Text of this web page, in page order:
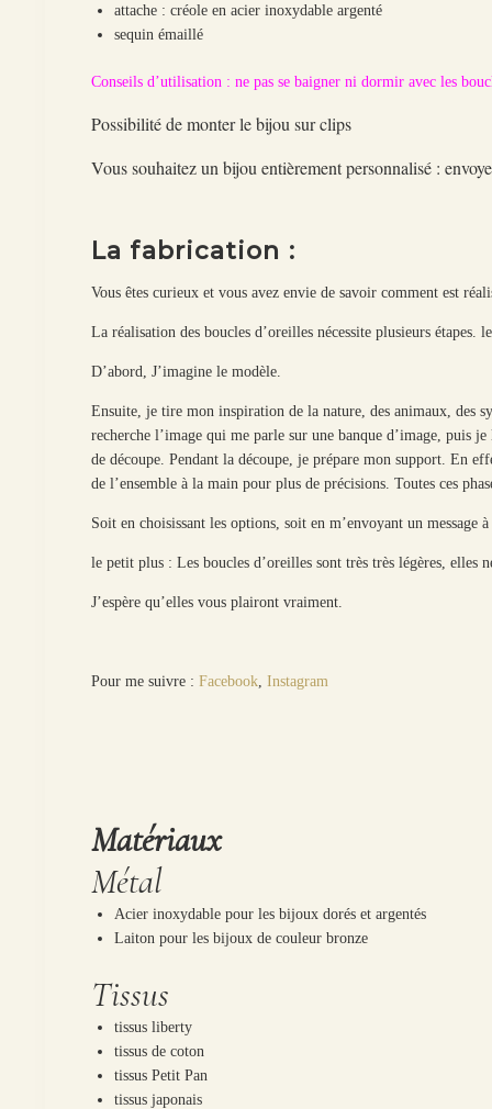
attache : créole en acier inoxydable argenté
sequin émaillé
Conseils d’utilisation : ne pas se baigner ni dormir avec les
Possibilité de monter le bijou sur clips
Vous souhaitez un bijou entièrement personnalisé :
La fabrication :
Vous êtes curieux et vous avez envie de savoir comment est
La réalisation des boucles d’oreilles nécessite plusieurs étapes.
D’abord, J’imagine le modèle.
Ensuite, je tire mon inspiration de la nature, des animaux, des
recherche l’image qui me parle sur une banque d’image, puis
de découpe. Pendant la découpe, je prépare mon support. En
de l’ensemble à la main pour plus de précisions. Toutes ces
Soit en choisissant les options, soit en m’envoyant un message
le petit plus : Les boucles d’oreilles sont très très légères, elles
J’espère qu’elles vous plairont vraiment.
Pour me suivre :Facebook ,Instagram
Matériaux
Métal
Acier inoxydable pour les bijoux dorés et argentés
Laiton pour les bijoux de couleur bronze
Tissus
tissus liberty
tissus de coton
tissus Petit Pan
tissus japonais